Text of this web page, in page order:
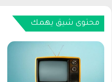
يت
س
محتوى شيق يهمك